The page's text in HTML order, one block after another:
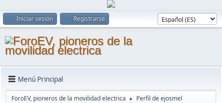
Iniciar sesión Registrarse
Menú Principal
ForoEV, pioneros de la movilidad electrica ► Perfil de ejosmel